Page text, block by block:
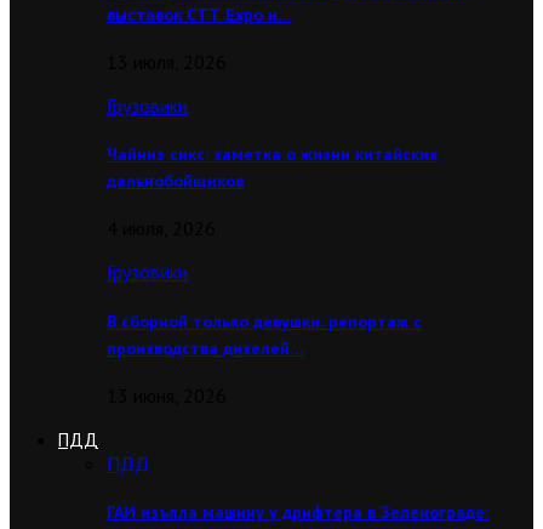
выставок CТТ Expo и…
Грузовики
Чайниз сикс: заметка о жизни китайских
дальнобойщиков
Грузовики
В сборной только девушки: репортаж с
производства дизелей…
ПДД
ПДД
ГАИ изъяла машину у дрифтера в Зеленограде: